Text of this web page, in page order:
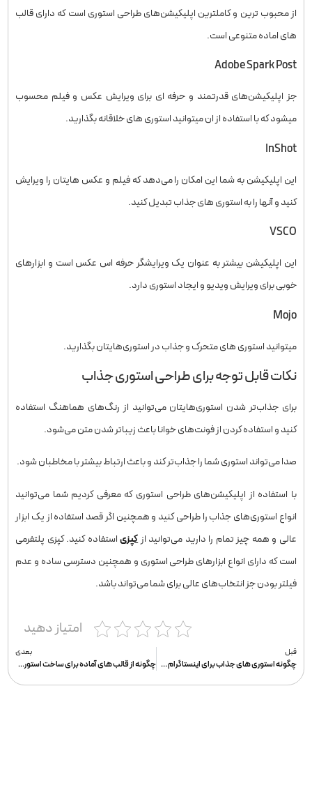
از محبوب ترین و کاملترین اپلیکیشن‌های طراحی استوری است که دارای قالب
های اماده متنوعی است.
Adobe Spark Post
جز اپلیکیشن‌های قدرتمند و حرفه ای برای ویرایش عکس و فیلم محسوب
میشود که با استفاده از ان میتوانید استوری های خلاقانه بگذارید.
InShot
این اپلیکیشن به شما این امکان را می‌دهد که فیلم و عکس هایتان را ویرایش
کنید و آنها را به استوری های جذاب تبدیل کنید.
VSCO
این اپلیکیشن بیشتر به عنوان یک ویرایشگر حرفه اس عکس است و ابزارهای
خوبی برای ویرایش ویدیو و ایجاد استوری دارد.
Mojo
میتوانید استوری های متحرک و جذاب در استوری‌هایتان بگذارید.
نکات قابل توجه برای طراحی استوری جذاب
برای جذاب‌تر شدن استوری‌هایتان می‌توانید از رنگ‌های هماهنگ استفاده
کنید و استفاده کردن از فونت‌های خوانا باعث زیباتر شدن متن می‌شود.
صدا می‌تواند استوری شما را جذاب‌تر کند و باعث ارتباط بیشتر با مخاطبان شود.
با استفاده از اپلیکیشن‌های طراحی استوری که معرفی کردیم شما می‌توانید
انواع استوری‌های جذاب را طراحی کنید و همچنین اگر قصد استفاده از یک ابزار
عالی و همه چیز تمام را دارید می‌توانید ازکپزیاستفاده کنید. کپزی پلتفرمی
است که دارای انواع ابزارهای طراحی استوری و همچنین دسترسی ساده و عدم
فیلتر بودن جز انتخاب‌های عالی برای شما می‌تواند باشد.
امتیاز دهید
قبل
چگونه استوری های جذاب برای اینستاگرام طراحی کنم؟
بعدی
چگونه از قالب های آماده برای ساخت استوری استفاده کنیم؟